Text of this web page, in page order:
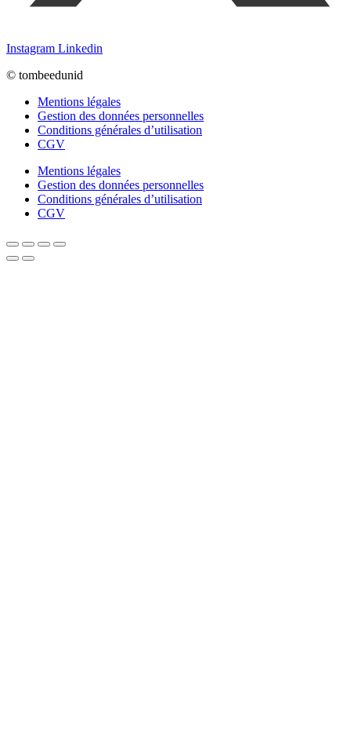
Instagram Linkedin
© tombeedunid
Mentions légales
Gestion des données personnelles
Conditions générales d’utilisation
CGV
Mentions légales
Gestion des données personnelles
Conditions générales d’utilisation
CGV